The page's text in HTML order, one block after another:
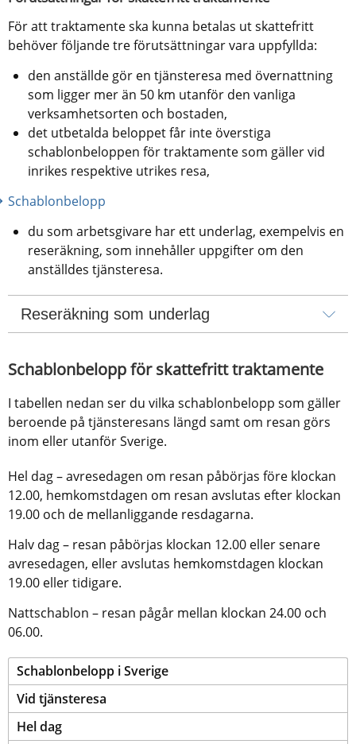
För att traktamente ska kunna betalas ut skattefritt
behöver följande tre förutsättningar vara uppfyllda:
den anställde gör en tjänsteresa med övernattning
som ligger mer än 50 km utanför den vanliga
verksamhetsorten och bostaden,
det utbetalda beloppet får inte överstiga
schablonbeloppen för traktamente som gäller vid
inrikes respektive utrikes resa,
Schablonbelopp
du som arbetsgivare har ett underlag, exempelvis en
reseräkning, som innehåller uppgifter om den
anställdes tjänsteresa.
Reseräkning som underlag
Schablonbelopp för skattefritt traktamente
I tabellen nedan ser du vilka schablonbelopp som gäller
beroende på tjänsteresans längd samt om resan görs
inom eller utanför Sverige.
Hel dag – avresedagen om resan påbörjas före klockan
12.00, hemkomstdagen om resan avslutas efter klockan
19.00 och de mellanliggande resdagarna.
Halv dag – resan påbörjas klockan 12.00 eller senare
avresedagen, eller avslutas hemkomstdagen klockan
19.00 eller tidigare.
Nattschablon – resan pågår mellan klockan 24.00 och
06.00.
‌Schablonbelopp i Sverige
Vid tjänsteresa
Hel dag